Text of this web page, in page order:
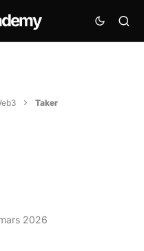
Taker
2026